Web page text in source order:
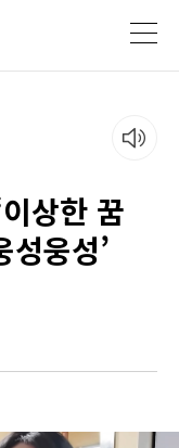
상한 꿈
웅성’